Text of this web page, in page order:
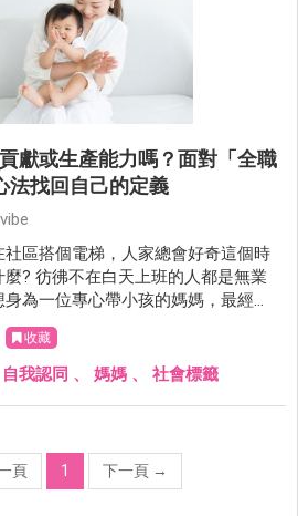
獻或生產能力嗎？面對「全職
法找回自己的定義
區搭個電梯，人家總會好奇這個時
? 彷彿不在白天上班的人都是無業
為一位專心帶小孩的媽媽，最經常
自卑跟糾結。其實，這些標籤跟名稱
看得這麼認真。
收藏
自我認同 、 媽媽 、 社會標籤
頁 1 下一頁 →